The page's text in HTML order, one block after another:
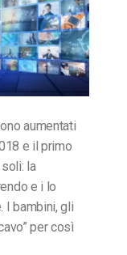
aumentati
e il primo
la
e i lo
I bambini, gli
per così